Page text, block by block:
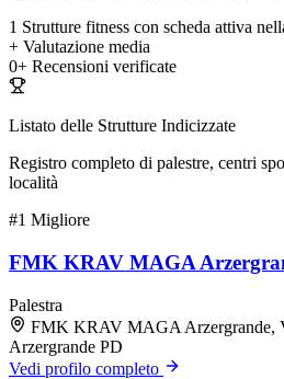
1 Strutture fitness con scheda attiva
+ Valutazione media
0+ Recensioni verificate
Listato delle Strutture Indicizzate
Registro completo di palestre, centri
località
#1 Migliore
FMK KRAV MAGA
Palestra
FMK KRAV MAGA Arzergrande,
Arzergrande PD
Vedi profilo completo